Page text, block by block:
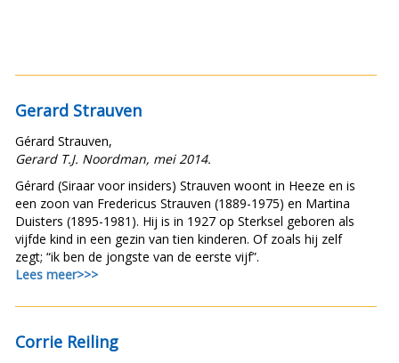
Gerard Strauven
Gérard Strauven,
Gerard T.J. Noordman, mei 2014.
Gérard (Siraar voor insiders) Strauven woont in Heeze en is
een zoon van Fredericus Strauven (1889-1975) en Martina
Duisters (1895-1981). Hij is in 1927 op Sterksel geboren als
vijfde kind in een gezin van tien kinderen. Of zoals hij zelf
zegt; “ik ben de jongste van de eerste vijf”.
Lees meer>>>
Corrie Reiling